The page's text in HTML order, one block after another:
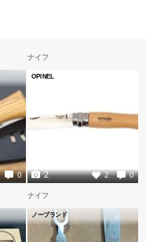
0
ナイフ
OPINEL
2 0
2
ナイフ
ノーブランド